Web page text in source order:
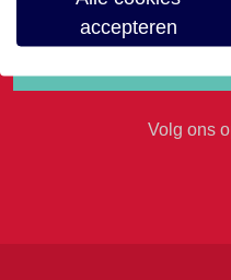
Volg ons
accepteren